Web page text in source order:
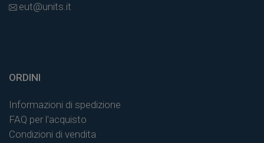
eut@units.it
ORDINI
Informazioni di spedizione
FAQ per l'acquisto
Condizioni di vendita